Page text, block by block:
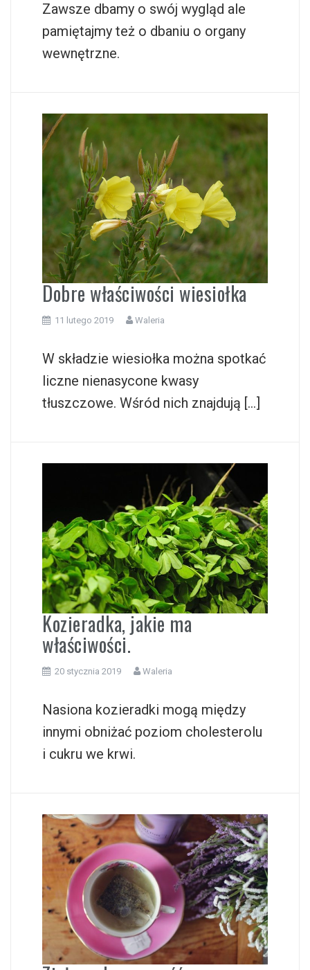
Zawsze dbamy o swój wygląd ale
pamiętajmy też o dbaniu o organy
wewnętrzne.
Dobre właściwości wiesiołka
11 lutego 2019 Waleria
W składzie wiesiołka można spotkać
liczne nienasycone kwasy
tłuszczowe. Wśród nich znajdują […]
Kozieradka, jakie ma
właściwości.
20 stycznia 2019 Waleria
Nasiona kozieradki mogą między
innymi obniżać poziom cholesterolu
i cukru we krwi.